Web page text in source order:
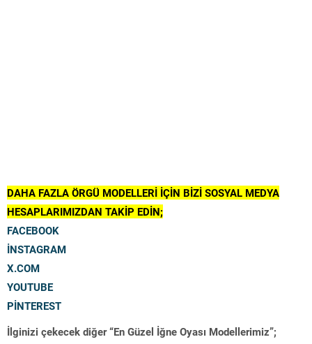
DAHA FAZLA ÖRGÜ MODELLERİ İÇİN BİZİ SOSYAL MEDYA
HESAPLARIMIZDAN TAKİP EDİN;
FACEBOOK
İNSTAGRAM
X.COM
YOUTUBE
PİNTEREST
İlginizi çekecek diğer “En Güzel İğne Oyası Modellerimiz”;